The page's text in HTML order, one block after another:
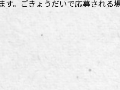
す。ごきょうだいで応募される